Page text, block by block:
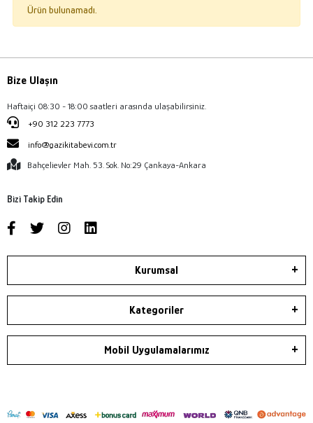
Ürün bulunamadı.
Bize Ulaşın
Haftaiçi 08:30 - 18:00 saatleri arasında ulaşabilirsiniz.
+90 312 223 7773
info@gazikitabevi.com.tr
Bahçelievler Mah. 53. Sok. No:29 Çankaya-Ankara
Bizi Takip Edin
Kurumsal
Kategoriler
Mobil Uygulamalarımız